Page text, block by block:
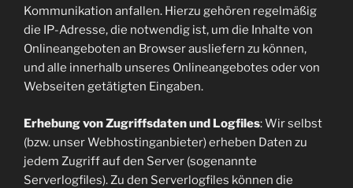
Kommunikation anfallen. Hierzu gehören regelmäßig
die IP-Adresse, die notwendig ist, um die Inhalte von
Onlineangeboten an Browser ausliefern zu können,
und alle innerhalb unseres Onlineangebotes oder von
Webseiten getätigten Eingaben.
Erhebung von Zugriffsdaten und Logfiles: Wir selbst
(bzw. unser Webhostinganbieter) erheben Daten zu
jedem Zugriff auf den Server (sogenannte
Serverlogfiles). Zu den Serverlogfiles können die